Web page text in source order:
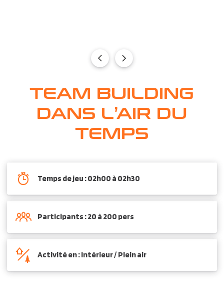
TEAM BUILDING
DANS L’AIR DU
TEMPS
Temps de jeu : 02h00 à 02h30
Participants : 20 à 200 pers
Activité en : Intérieur / Plein air